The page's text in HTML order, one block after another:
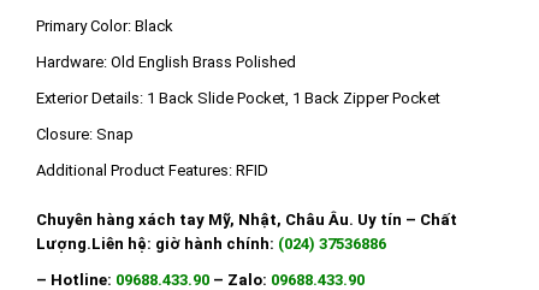
Primary Color: Black
Hardware: Old English Brass Polished
Exterior Details: 1 Back Slide Pocket, 1 Back Zipper Pocket
Closure: Snap
Additional Product Features: RFID
Chuyên hàng xách tay Mỹ, Nhật, Châu Âu. Uy tín – Chất
Lượng.Liên hệ: giờ hành chính: (024) 37536886
– Hotline: 09688.433.90 – Zalo: 09688.433.90